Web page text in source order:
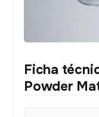
Ficha
Powder